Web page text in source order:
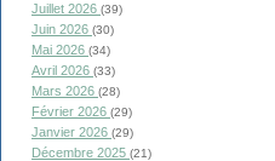
Juillet 2026 (39)
Juin 2026 (30)
Mai 2026 (34)
Avril 2026 (33)
Mars 2026 (28)
Février 2026 (29)
Janvier 2026 (29)
Décembre 2025 (21)